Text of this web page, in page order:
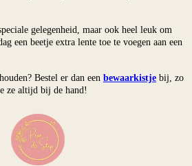
gelegenheid, maar ook heel leuk om
een beetje extra lente toe te voegen aan een
Bestel er dan een bewaarkistje bij, zo
ze altijd bij de hand!